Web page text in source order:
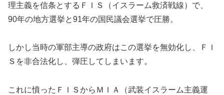
理主義を信条とするＦＩＳ（イスラーム救済戦線）で、
90年の地方選挙と91年の国民議会選挙で圧勝。
しかし当時の軍部主導の政府はこの選挙を無効化し、ＦＩ
Ｓを非合法化し、弾圧してしまいます。
これに憤ったＦＩＳからＭＩＡ（武装イスラーム主義運